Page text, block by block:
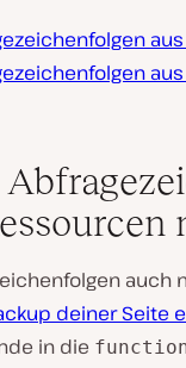
deiner Seite
in die